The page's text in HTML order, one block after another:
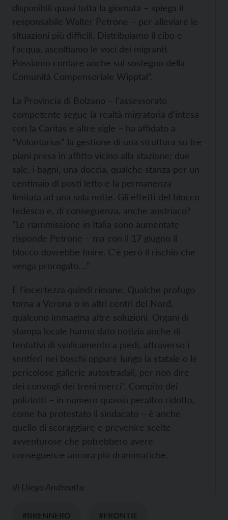
disponibili quasi tutta la giornata – spiega il
responsabile Walter Petrone – per alleviare le
situazioni più difficili. Distribuiamo il cibo e
l'acqua, ascoltiamo le voci dei migranti.
Possiamo contare anche sul sostegno della
Comunità Compensoriale Wipptal”.
La Provincia di Bolzano – l'assessorato
competente segue la realtà migratoria d'intesa
con la Caritas e altre sigle – ha affidato a
“Volontarius” la gestione di una struttura su tre
piani presa in affitto vicino alla stazione: due
sale, i bagni, una doccia, qualche stanza per un
centinaio di posti letto e la permanenza
limitata ad una sola notte. Gli effetti del blocco
tedesco e, di conseguenza, anche austriaco?
“Le riammissione in Italia sono aumentate –
risponde Petrone – ma con il 17 giugno il
blocco dovrebbe finire. C'è però il rischio che
venga prorogato….”
E l'incertezza quindi rimane. Qualche profugo
torna a Verona o in altri centri del Nord,
qualcuno immagina altre soluzioni. Organi di
stampa locale hanno dato notizia anche di
tentativi di svalicamento a piedi, attraverso i
sentieri nei boschi oppure lungo la statale o le
pericolose gallerie autostradali, per non dire
dei convogli dei treni merci”. Compito dei
poliziotti – in numero quassù peraltro ridotto,
come ha protestato il sindacato – è anche
quello di scoraggiare e prevenire scelte
avventurose che potrebbero avere
conseguenze ancora più drammatiche.
di Diego Andreatta
#BRENNERO #FRONTIE